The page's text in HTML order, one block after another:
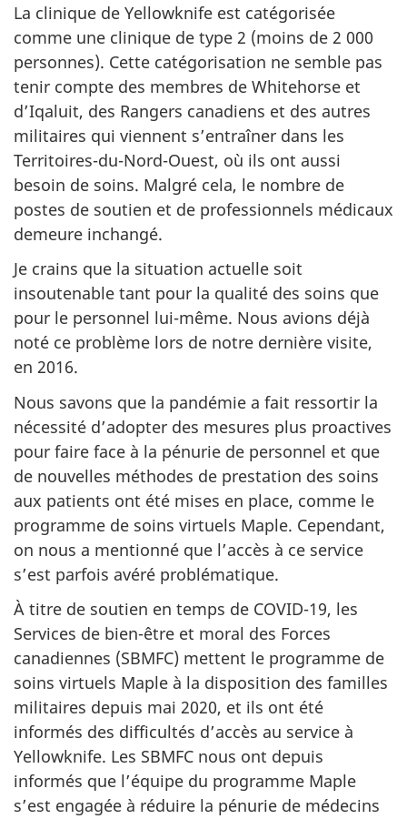
La clinique de Yellowknife est catégorisée
comme une clinique de type 2 (moins de 2 000
personnes). Cette catégorisation ne semble pas
tenir compte des membres de Whitehorse et
d’Iqaluit, des Rangers canadiens et des autres
militaires qui viennent s’entraîner dans les
Territoires-du-Nord-Ouest, où ils ont aussi
besoin de soins. Malgré cela, le nombre de
postes de soutien et de professionnels médicaux
demeure inchangé.
Je crains que la situation actuelle soit
insoutenable tant pour la qualité des soins que
pour le personnel lui-même. Nous avions déjà
noté ce problème lors de notre dernière visite,
en 2016.
Nous savons que la pandémie a fait ressortir la
nécessité d’adopter des mesures plus proactives
pour faire face à la pénurie de personnel et que
de nouvelles méthodes de prestation des soins
aux patients ont été mises en place, comme le
programme de soins virtuels Maple. Cependant,
on nous a mentionné que l’accès à ce service
s’est parfois avéré problématique.
À titre de soutien en temps de COVID-19, les
Services de bien-être et moral des Forces
canadiennes (SBMFC) mettent le programme de
soins virtuels Maple à la disposition des familles
militaires depuis mai 2020, et ils ont été
informés des difficultés d’accès au service à
Yellowknife. Les SBMFC nous ont depuis
informés que l’équipe du programme Maple
s’est engagée à réduire la pénurie de médecins